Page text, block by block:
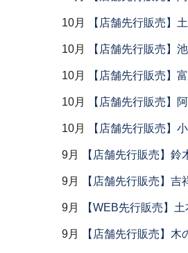
10月 【店舗先行販売】
10月 【店舗先行販売】
10月 【店舗先行販売】
10月 【店舗先行販売】
10月 【店舗先行販売】
9月 【店舗先行販売】
9月 【店舗先行販売】吉
9月 【WEB先行販売】
9月 【店舗先行販売】木